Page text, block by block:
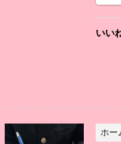
いい
ホー